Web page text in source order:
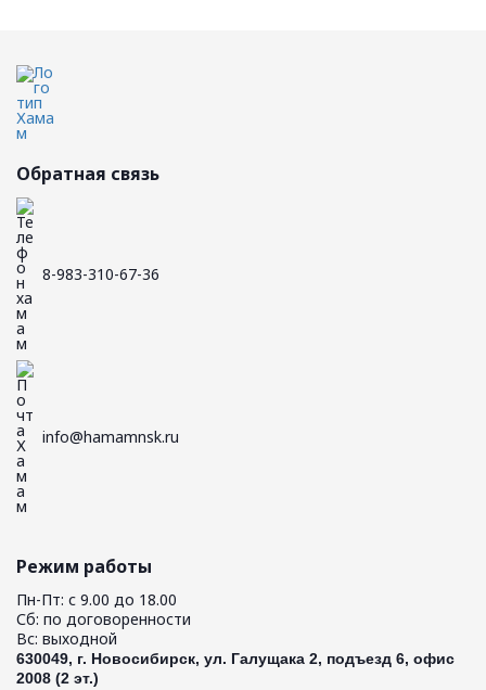
Обратная связь
8-983-310-67-36
info@hamamnsk.ru
Режим работы
Пн-Пт: с 9.00 до 18.00
Сб: по договоренности
Вс: выходной
630049, г. Новосибирск, ул. Галущака 2, подъезд 6, офис
2008 (2 эт.)